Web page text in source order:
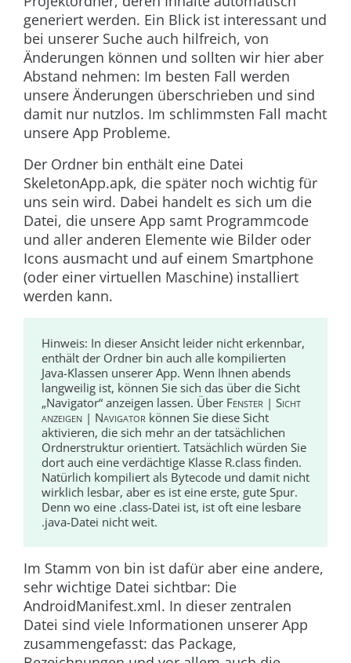
generiert werden. Ein Blick ist interessant und
bei unserer Suche auch hilfreich, von
Änderungen können und sollten wir hier aber
Abstand nehmen: Im besten Fall werden
unsere Änderungen überschrieben und sind
damit nur nutzlos. Im schlimmsten Fall macht
unsere App Probleme.
Der Ordner bin enthält eine Datei
SkeletonApp.apk, die später noch wichtig für
uns sein wird. Dabei handelt es sich um die
Datei, die unsere App samt Programmcode
und aller anderen Elemente wie Bilder oder
Icons ausmacht und auf einem Smartphone
(oder einer virtuellen Maschine) installiert
werden kann.
Hinweis: In dieser Ansicht leider nicht erkennbar,
enthält der Ordner bin auch alle kompilierten
Java-Klassen unserer App. Wenn Ihnen abends
langweilig ist, können Sie sich das über die Sicht
„Navigator“ anzeigen lassen. Über Fenster | Sicht
anzeigen | Navigator können Sie diese Sicht
aktivieren, die sich mehr an der tatsächlichen
Ordnerstruktur orientiert. Tatsächlich würden Sie
dort auch eine verdächtige Klasse R.classfinden.
Natürlich kompiliert als Bytecode und damit nicht
wirklich lesbar, aber es ist eine erste, gute Spur.
Denn wo eine .class-Datei ist, ist oft eine lesbare
.java-Datei nicht weit.
Im Stamm von bin ist dafür aber eine andere,
sehr wichtige Datei sichtbar: Die
AndroidManifest.xml. In dieser zentralen
Datei sind viele Informationen unserer App
zusammengefasst: das Package,